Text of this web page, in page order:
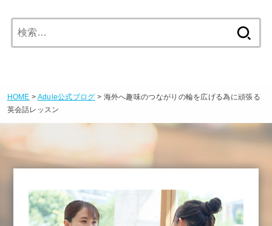
索:
HOME > Adule公式ブログ > 海外へ趣味のつながりの輪を広げる為に頑張る
英会話レッスン